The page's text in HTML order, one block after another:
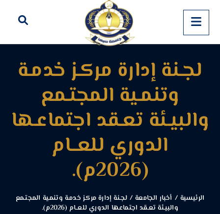
لجـنة إدارة مركـز خدمـة
وتنمـية المجتـمع
والبيـئة تعـقد اجتماعـها
الدوري للعــام
(2026م).
الرئيسية / أخبار الجامعة / لجـنة إدارة مركـز خدمـة وتنمـية المجتـمع
والبيـئة تعـقد اجتماعـها الدوري للعــام (2026م).